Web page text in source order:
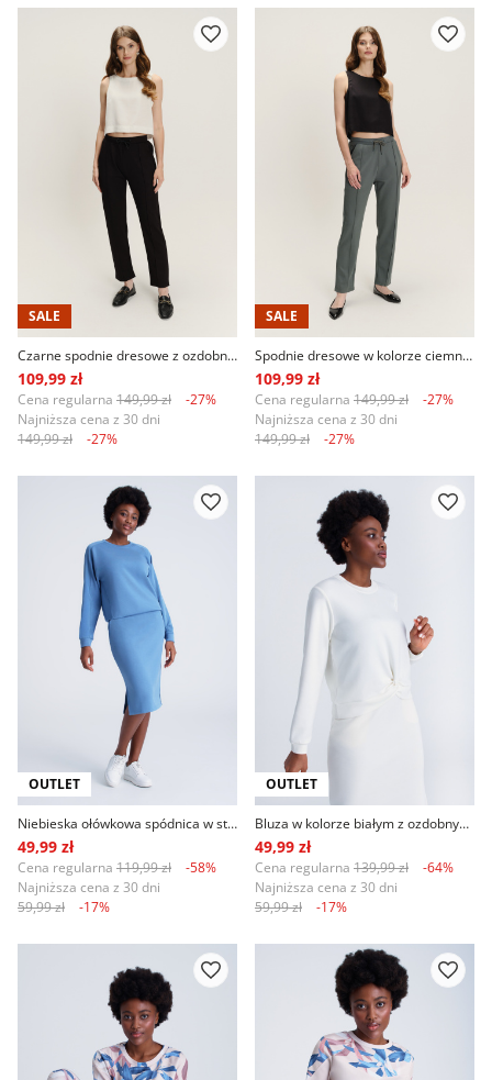
SALE
Czarne spodnie dresowe z ozdobnym przeszyciem na nogawkach
109,99 zł
Cena regularna 149,99 zł
-27%
Najniższa cena z 30 dni
149,99 zł
-27%
SALE
Spodnie dresowe w kolorze ciemnej zieleni
109,99 zł
Cena regularna 149,99 zł
-27%
Najniższa cena z 30 dni
149,99 zł
-27%
OUTLET
Niebieska ołówkowa spódnica w stylu sportowym
49,99 zł
Cena regularna 119,99 zł
-58%
Najniższa cena z 30 dni
59,99 zł
-17%
OUTLET
Bluza w kolorze białym z ozdobnym marszczeniem
49,99 zł
Cena regularna 139,99 zł
-64%
Najniższa cena z 30 dni
59,99 zł
-17%